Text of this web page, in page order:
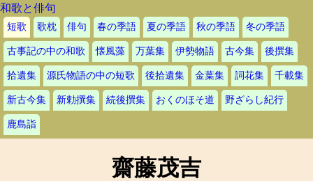
和歌と俳句
短歌 歌枕 俳句 春の季語 夏の季語 秋の季語 冬の季語
古事記の中の和歌 懐風藻 万葉集 伊勢物語 古今集 後撰集
拾遺集 源氏物語の中の短歌 後拾遺集 金葉集 詞花集 千載集
新古今集 新勅撰集 続後撰集 おくのほそ道 野ざらし紀行
鹿島詣
齋藤茂吉